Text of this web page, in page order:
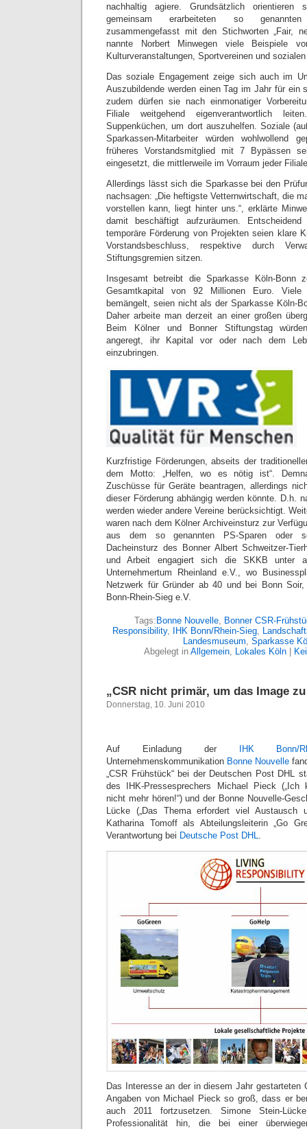
nachhaltig agiere. Grundsätzlich
gemeinsam erarbeiteten so
zusammengefasst mit den Stichworten „Fair,
nannte Norbert Minwegen viele Bei­spiele
Kulturveranstaltungen, Sportvereinen und
Das soziale Engagement zeige sich auch im
Auszubildende werden einen Tag im Jahr für ein
zudem dürfen sie nach einmonatiger
Filiale weitgehend eigenverantwortlich
Suppenküchen, um dort auszuhelfen. Soziale
Sparkassen-Mitarbeiter würden wohlwollend
früheres Vorstandsmitglied mit 7 Bypässen
eingesetzt, die mittlerweile im Vorraum jeder
Allerdings lässt sich die Sparkasse bei den
nachsagen: „Die heftigste Vetternwirtschaft, die
vorstellen kann, liegt hinter uns.“, erklärte
damit beschäftigt aufzuräumen.
temporäre Förderung von Projekten seien klare
Vorstandsbeschluss, respektive durch
Stiftungsgremien sitzen.
Insgesamt betreibt die Sparkasse Köln-Bonn
Gesamtkapital von 92 Millionen Euro. Viele
bemängelt, seien nicht als der Sparkasse Köln-
Daher arbeite man derzeit an einer großen
Beim Kölner und Bonner Stiftungstag
angeregt, ihr Kapital vor oder nach dem
einzubringen.
Kurzfristige Förderungen, abseits der
dem Motto: „Helfen, wo es nötig ist“.
Zuschüsse für Geräte beantragen, allerdings
dieser Förderung abhängig werden könnte. D.h.
werden wieder andere Vereine berücksichtigt.
waren nach dem Kölner Archiveinsturz zur
aus dem so genannten PS-Sparen oder
Dacheinsturz des Bonner Albert Schweitzer-
und Arbeit engagiert sich die SKKB unter
Unternehmertum Rheinland e.V., wo
Netzwerk für Gründer ab 40 und bei Bonn
Bonn-Rhein-Sieg e.V.
Tags: Bonne Nouvelle, Bonner CSR-
Responsibility, IHK Bonn/Rhein-Sieg,
Landesmuseum, Sparkasse
Abgelegt in Allgemein, Lokales Köln|
„CSR nicht primär, um das Image
Donnerstag, 10. Juni 2010
Auf Einladung der
IHK Bonn/
Unternehmenskommunikation Bonne Nouvelle
„CSR Frühstück“ bei der Deutschen Post DHL
des IHK-Pressesprechers Michael Pieck („Ich
nicht mehr hören!“) und der Bonne Nouvelle-
Lücke („Das Thema erfordert viel Austausch
Katharina Tomoff als Abteilungsleiterin „Go
Verantwortung bei Deutsche Post DHL.
Das Interesse an der in diesem Jahr gestarteten
Angaben von Michael Pieck so groß, dass er
auch 2011 fortzusetzen. Simone Stein-
Professionalität hin, die bei einer